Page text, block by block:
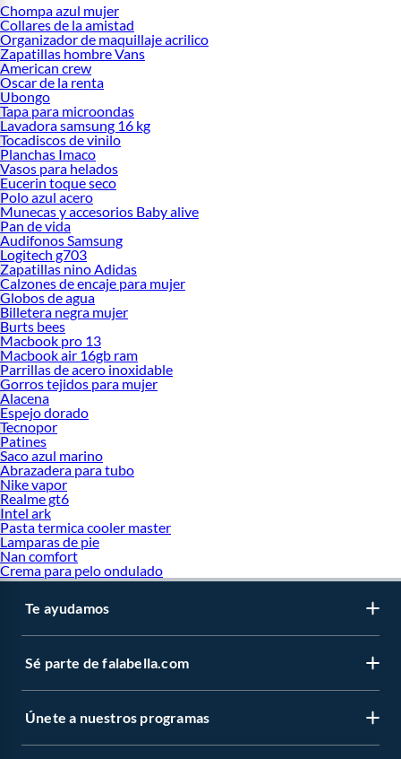
Chompa azul mujer
Collares de la amistad
Organizador de maquillaje acrilico
Zapatillas hombre Vans
American crew
Oscar de la renta
Ubongo
Tapa para microondas
Lavadora samsung 16 kg
Tocadiscos de vinilo
Planchas Imaco
Vasos para helados
Eucerin toque seco
Polo azul acero
Munecas y accesorios Baby alive
Pan de vida
Audifonos Samsung
Logitech g703
Zapatillas nino Adidas
Calzones de encaje para mujer
Globos de agua
Billetera negra mujer
Burts bees
Macbook pro 13
Macbook air 16gb ram
Parrillas de acero inoxidable
Gorros tejidos para mujer
Alacena
Espejo dorado
Tecnopor
Patines
Saco azul marino
Abrazadera para tubo
Nike vapor
Realme gt6
Intel ark
Pasta termica cooler master
Lamparas de pie
Nan comfort
Crema para pelo ondulado
Te ayudamos
Sé parte de falabella.com
Únete a nuestros programas